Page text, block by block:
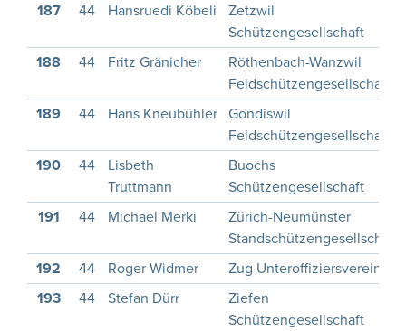
187
44 Hansruedi Köbeli
Zetzwil
Schützengesellschaft
188
44 Fritz Gränicher
Röthenbach-Wanzwil
Feldschützengesellschaft
189
44 Hans Kneubühler
Gondiswil
Feldschützengesellschaft
190
44
Lisbeth
Truttmann
Buochs
Schützengesellschaft
191
44 Michael Merki
Zürich-Neumünster
Standschützengesellschaft
192
44 Roger Widmer
Zug Unteroffiziersverein
193
44 Stefan Dürr
Ziefen
Schützengesellschaft